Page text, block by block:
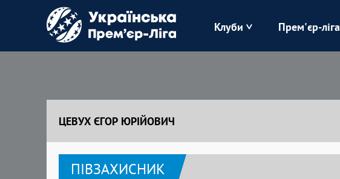
Клуби
Зоря Карпати
Полісся
Прем'єр-ліга
ЦЕВУХ ЄГОР ЮРІЙОВИЧ
ПІВЗАХИСНИК